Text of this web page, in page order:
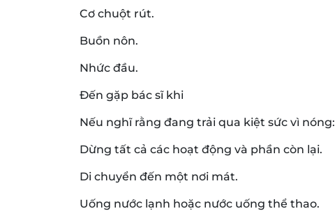
Cơ chuột rút.
Buồn nôn.
Nhức đầu.
Đến gặp bác sĩ khi
Nếu nghĩ rằng đang trải qua kiệt sức vì nóng:
Dừng tất cả các hoạt động và phần còn lại.
Di chuyển đến một nơi mát.
Uống nước lạnh hoặc nước uống thể thao.